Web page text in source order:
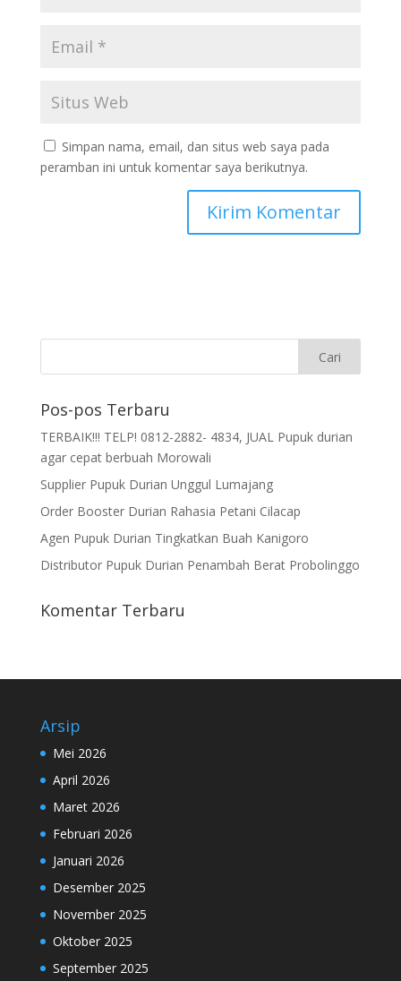
Simpan nama, email, dan situs web saya pada
peramban ini untuk komentar saya berikutnya.
Pos-pos Terbaru
TERBAIK!!! TELP! 0812-2882- 4834, JUAL Pupuk durian
agar cepat berbuah Morowali
Supplier Pupuk Durian Unggul Lumajang
Order Booster Durian Rahasia Petani Cilacap
Agen Pupuk Durian Tingkatkan Buah Kanigoro
Distributor Pupuk Durian Penambah Berat Probolinggo
Komentar Terbaru
Arsip
Mei 2026
April 2026
Maret 2026
Februari 2026
Januari 2026
Desember 2025
November 2025
Oktober 2025
September 2025